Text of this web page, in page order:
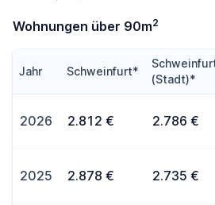
Wohnungen über 90m2
Jahr Schweinfurt*
(Stadt)*
2026 2.812 € 2.786 €
2025 2.878 € 2.735 €